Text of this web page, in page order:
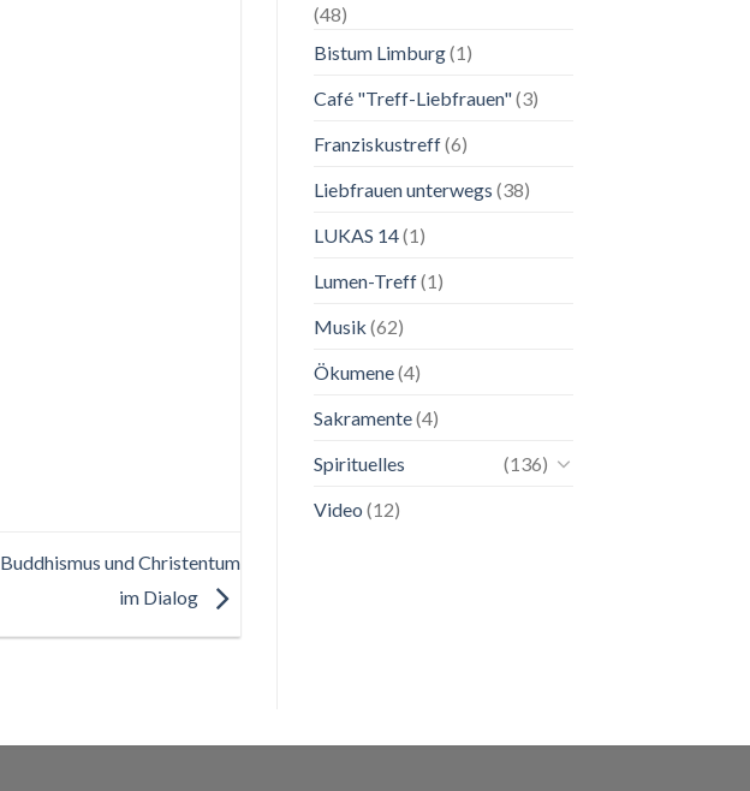
Buddhismus und Christentum
im Dialog
(48)
Bistum Limburg(1)
Café "Treff-Liebfrauen"(3)
Franziskustreff(6)
Liebfrauen unterwegs (38)
LUKAS 14(1)
Lumen-Treff(1)
Musik (62)
Ökumene(4)
Sakramente(4)
Spirituelles
(136)
Video (12)